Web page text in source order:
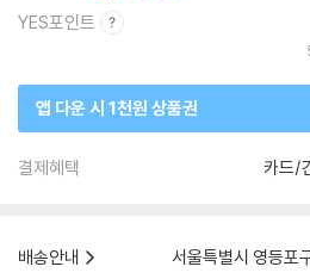
YES포인트
앱 다운 시 1천원 상품권
결제혜택 카드/
배송안내
서울특별시 영등포